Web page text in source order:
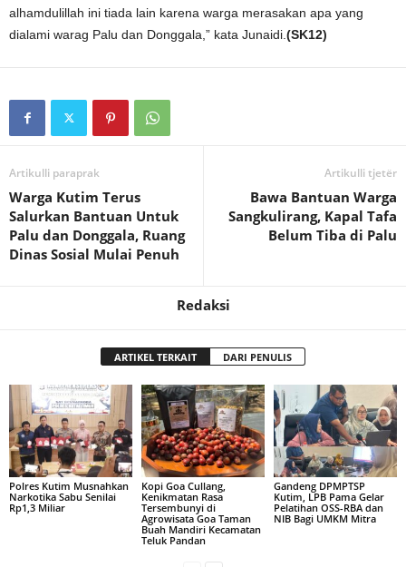
alhamdulillah ini tiada lain karena warga merasakan apa yang
dialami warag Palu dan Donggala,” kata Junaidi. (SK12)
Artikulli paraprak
Warga Kutim Terus
Salurkan Bantuan Untuk
Palu dan Donggala, Ruang
Dinas Sosial Mulai Penuh
Artikulli tjetër
Bawa Bantuan Warga
Sangkulirang, Kapal Tafa
Belum Tiba di Palu
Redaksi
ARTIKEL TERKAIT DARI PENULIS
Polres Kutim Musnahkan
Narkotika Sabu Senilai
Rp1,3 Miliar
Kopi Goa Cullang,
Kenikmatan Rasa
Tersembunyi di
Agrowisata Goa Taman
Buah Mandiri Kecamatan
Teluk Pandan
Gandeng DPMPTSP
Kutim, LPB Pama Gelar
Pelatihan OSS-RBA dan
NIB Bagi UMKM Mitra